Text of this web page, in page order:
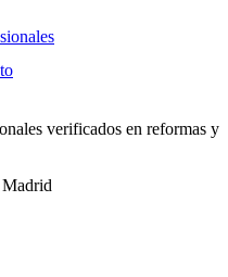
verificados en reformas y